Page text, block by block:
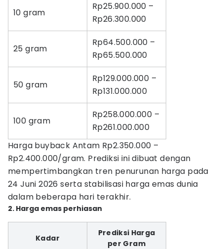
10 gram
Rp25.900.000 –
Rp26.300.000
25 gram
Rp64.500.000 –
Rp65.500.000
50 gram
Rp129.000.000 –
Rp131.000.000
100 gram
Rp258.000.000 –
Rp261.000.000
Harga buyback Antam Rp2.350.000 –
Rp2.400.000/gram. Prediksi ini dibuat dengan
mempertimbangkan tren penurunan harga pada
24 Juni 2026 serta stabilisasi harga emas dunia
dalam beberapa hari terakhir.
2. Harga emas perhiasan
Kadar
Prediksi Harga
per Gram